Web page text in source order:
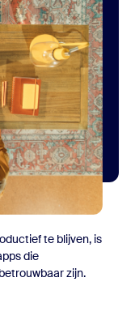
te blijven, is
die
zijn.